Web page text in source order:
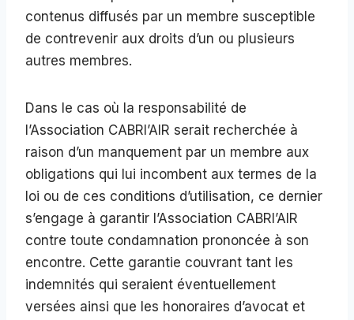
contenus diffusés par un membre susceptible
de contrevenir aux droits d’un ou plusieurs
autres membres.
Dans le cas où la responsabilité de
l’Association CABRI’AIR serait recherchée à
raison d’un manquement par un membre aux
obligations qui lui incombent aux termes de la
loi ou de ces conditions d’utilisation, ce dernier
s’engage à garantir l’Association CABRI’AIR
contre toute condamnation prononcée à son
encontre. Cette garantie couvrant tant les
indemnités qui seraient éventuellement
versées ainsi que les honoraires d’avocat et